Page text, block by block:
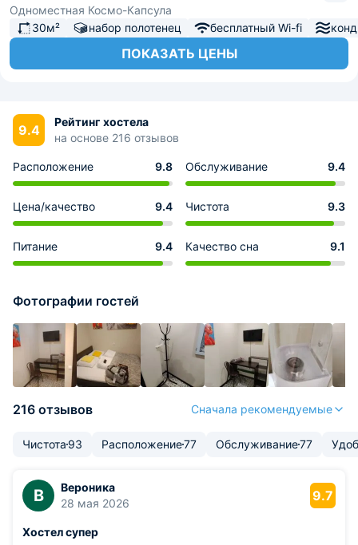
Одноместная Космо-Капсула
30м²
набор полотенец бесплатный Wi-fi
ПОКАЗАТЬ ЦЕНЫ
9.4
Рейтинг хостела
на основе 216 отзывов
Расположение 9.8 Обслуживание 9.4
Цена/качество 9.4 Чистота 9.3
Питание 9.4 Качество сна 9.1
Фотографии гостей
216 отзывов Сначала рекомендуемые
Чистота 93 Расположение77 Обслуживание77
В
Вероника
28 мая 2026
9.7
Хостел супер